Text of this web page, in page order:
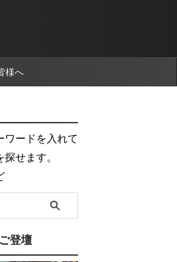
様へ
ワードを入れて
せます。
登壇